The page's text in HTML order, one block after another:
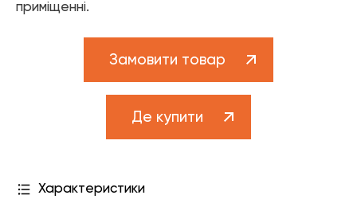
приміщенні.
Замовити товар
Де купити
Характеристики